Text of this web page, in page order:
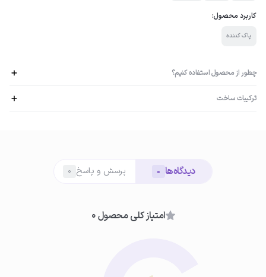
کاربرد محصول:
پاک کننده
چطور از محصول استفاده کنیم؟
ابتدا دست‌ها را به‌خوبی بشویید. مقدار کافی از فوم پاک کننده پلک و مژه بلفامد
ترکیبات ساخت
دیدگاه‌ها 0 پرسش و پاسخ 0
امتیاز کلی محصول 0